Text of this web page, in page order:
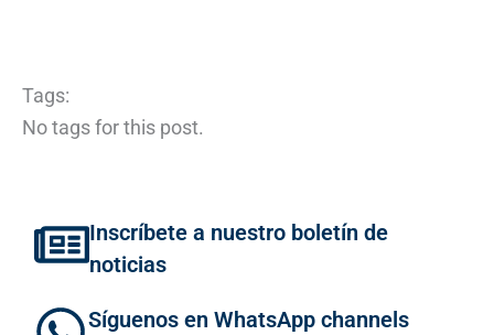
Tags:
No tags for this post.
Inscríbete a nuestro boletín de
noticias
Síguenos en WhatsApp channels